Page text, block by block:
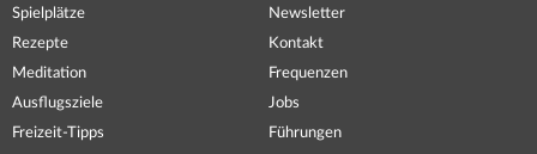
Spielplätze
Rezepte
Meditation
Ausflugsziele
Freizeit-Tipps
Newsletter
Kontakt
Frequenzen
Jobs
Führungen